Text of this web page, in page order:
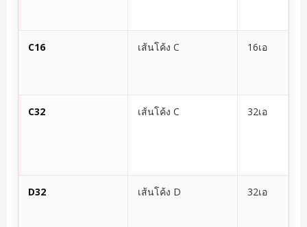
C16 เส้นโค้ง C 16เอ
C32 เส้นโค้ง C 32เอ
D32 เส้นโค้ง D 32เอ